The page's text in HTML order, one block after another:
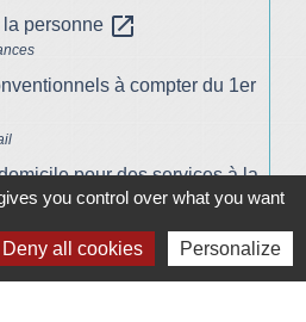
personne open_in_new
à compter du 1er
pour des services à la
open_in_new
- Barême fiscalopen_in_new
you control over what you want
Deny all cookies Personalize